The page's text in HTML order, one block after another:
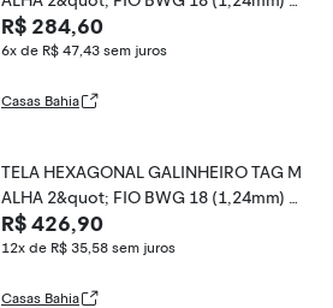
L 25X1,0m
R$ 284,60
6x de R$ 47,43 sem juros
Casas Bahia
TELA HEXAGONAL GALINHEIRO TAG M
ALHA 2&quot; FIO BWG 18 (1,24mm) R
L 25X1,5m
R$ 426,90
12x de R$ 35,58 sem juros
Casas Bahia